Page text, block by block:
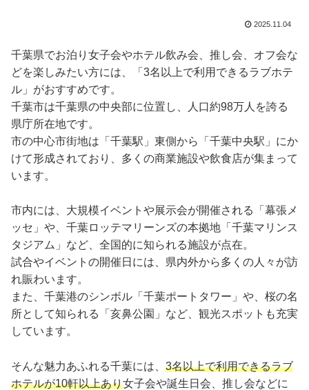
2025.11.04
千葉県でお泊り女子会やホテル飲み会、推し会、オフ会な
どを楽しみたい方には、「3名以上で利用できるラブホテ
ル」がおすすめです。
千葉市は千葉県の中央部に位置し、人口約98万人を誇る
県庁所在地です。
市の中心市街地は「千葉駅」東側から「千葉中央駅」にか
けて形成されており、多くの商業施設や飲食店が集まって
います。
市内には、大規模イベントや展示会が開催される「幕張メ
ッセ」や、千葉ロッテマリーンズの本拠地「千葉マリンス
タジアム」など、全国的に知られる施設が点在。
試合やイベントの開催日には、県内外から多くの人々が訪
れ賑わいます。
また、千葉港のシンボル「千葉ポートタワー」や、桜の名
所として知られる「亥鼻公園」など、観光スポットも充実
しています。
そんな魅力あふれる千葉には、 3名以上で利用できるラブ
ホテルが10軒以上あり女子会や誕生日会、推し会などに